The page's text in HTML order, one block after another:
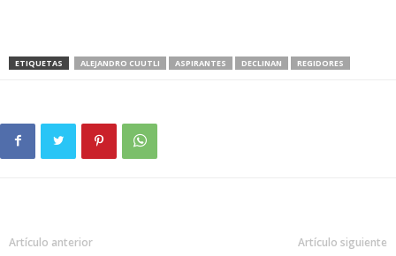
ETIQUETAS ALEJANDRO CUUTLI ASPIRANTES DECLINAN REGIDORES
Artículo anterior Artículo siguiente